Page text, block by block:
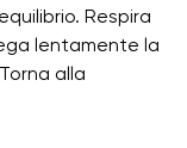
Respira
lentamente la
alla